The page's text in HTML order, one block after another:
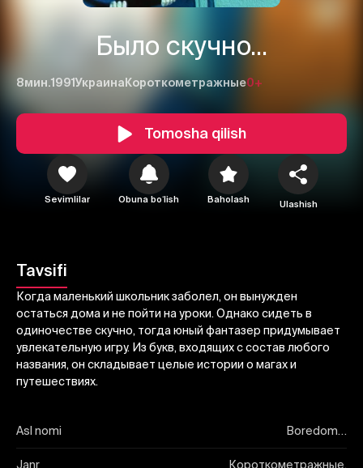
Было скучно...
8мин.1991Украина Короткометражные0+
Tomosha qilish
Sevimlilar Obuna boʻlish Baholash Ulashish
Tavsifi
Когда маленький школьник заболел, он вынужден
остаться дома и не пойти на уроки. Однако сидеть в
одиночестве скучно, тогда юный фантазер придумывает
увлекательную игру. Из букв, входящих с состав любого
названия, он складывает целые истории о магах и
путешествиях.
Asl nomi Boredom…
Janr
Короткометражные,
1 2 3